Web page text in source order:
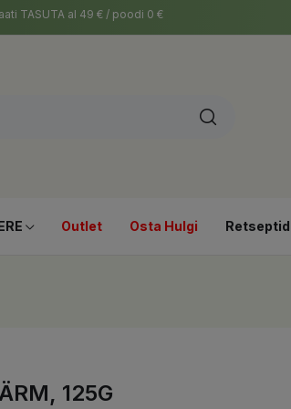
TASUTA al 49 € / poodi 0 €
Outlet Osta Hulgi Retseptid
125G